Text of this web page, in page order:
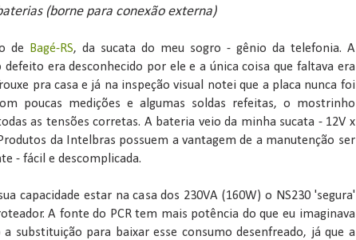
(borne para conexão externa)
de Bagé-RS, da sucata do meu sogro - gênio da telefonia. A
defeito era desconhecido por ele e a única coisa que faltava era
pra casa e já na inspeção visual notei que a placa nunca foi
poucas medições e algumas soldas refeitas, o mostrinho
as tensões corretas. A bateria veio da minha sucata - 12V x
da Intelbras possuem a vantagem de a manutenção ser
- fácil e descomplicada.
capacidade estar na casa dos 230VA (160W) o NS230 'segura'
A fonte do PCR tem mais potência do que eu imaginava
a substituição para baixar esse consumo desenfreado, já que a